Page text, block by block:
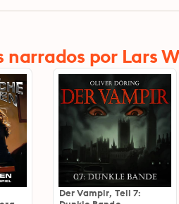
narrados por Lars
Der Vampir, Teil 7: